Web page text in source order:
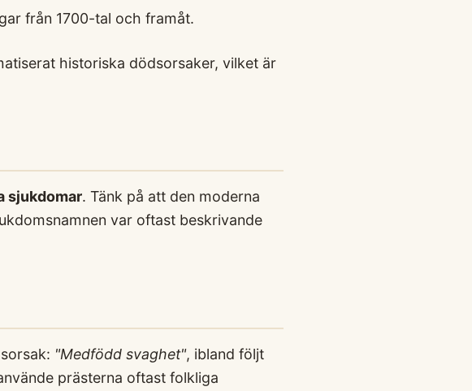
från 1700-tal och framåt.
historiska dödsorsaker, vilket är
sjukdomar. Tänk på att den moderna
var oftast beskrivande
"Medfödd svaghet", ibland följt
prästerna oftast folkliga